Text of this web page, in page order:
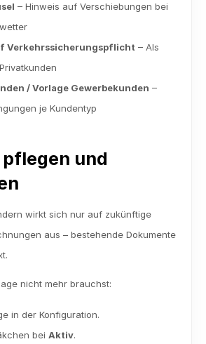
– Hinweis auf Verschiebungen bei
Verkehrssicherungspflicht – Als
/ Vorlage Gewerbekunden –
je Kundentyp
und
wirkt sich nur auf zukünftige
aus – bestehende Dokumente
nicht mehr brauchst:
in der Konfiguration.
bei Aktiv.